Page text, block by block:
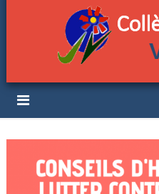
Collège
Vittel